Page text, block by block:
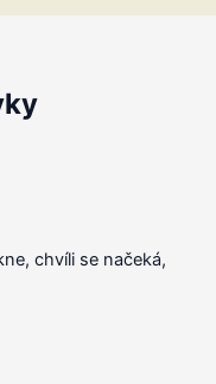
chvíli se načeká,